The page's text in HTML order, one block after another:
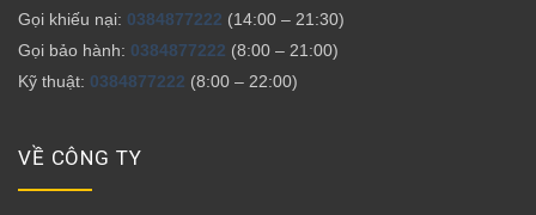
Gọi khiếu nại: 0384877222 (14:00 – 21:30)
Gọi bảo hành: 0384877222 (8:00 – 21:00)
Kỹ thuật: 0384877222 (8:00 – 22:00)
VỀ CÔNG TY